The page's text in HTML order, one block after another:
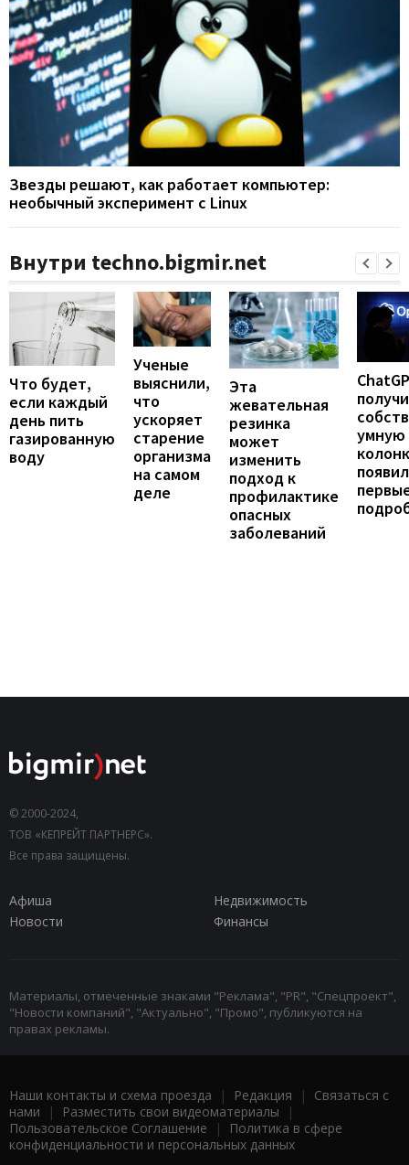
Звезды решают, как работает компьютер:
необычный эксперимент с Linux
Внутри techno.bigmir.net
Что будет,
если каждый
день пить
газированную
воду
Ученые
выяснили,
что
ускоряет
старение
организма
на самом
деле
Эта
жевательная
резинка
может
изменить
подход к
профилактике
опасных
заболеваний
умную
© 2000-2024,
ТОВ «КЕПРЕЙТ ПАРТНЕРС».
Все права защищены.
Афиша
Недвижимость
Новости
Финансы
Материалы, отмеченные знаками "Реклама", "PR", "Спецпроект",
"Новости компаний", "Актуально", "Промо", публикуются на
правах рекламы.
Наши контакты и схема проезда | Редакция | Связаться с
нами | Разместить свои видеоматериалы |
Пользовательское Соглашение |
Политика в сфере
конфиденциальности и персональных данных